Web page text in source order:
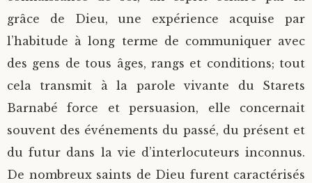
grâce de Dieu, une expérience acquise par
l’habitude à long terme de communiquer avec
des gens de tous âges, rangs et conditions; tout
cela transmit à la parole vivante du Starets
Barnabé force et persuasion, elle concernait
souvent des événements du passé, du présent et
du futur dans la vie d’interlocuteurs inconnus.
De nombreux saints de Dieu furent caractérisés